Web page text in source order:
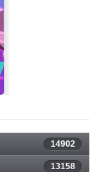
14902
13158